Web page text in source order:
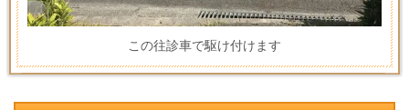
この往診車で駆け付けます